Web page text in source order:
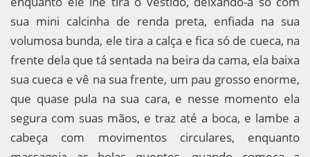
sua mini calcinha de renda preta, enfiada na sua
volumosa bunda, ele tira a calça e fica só de cueca, na
frente dela que tá sentada na beira da cama, ela baixa
sua cueca e vê na sua frente, um pau grosso enorme,
que quase pula na sua cara, e nesse momento ela
segura com suas mãos, e traz até a boca, e lambe a
cabeça com movimentos circulares, enquanto